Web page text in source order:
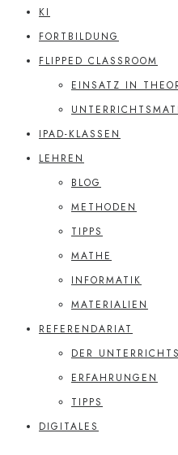
KI
FORTBILDUNG
FLIPPED CLASSROOM
EINSATZ IN
IPAD-KLASSEN
LEHREN
BLOG
METHODEN
TIPPS
MATHE
INFORMATIK
MATERIALIEN
REFERENDARIAT
DER
ERFAHRUNGEN
TIPPS
DIGITALES